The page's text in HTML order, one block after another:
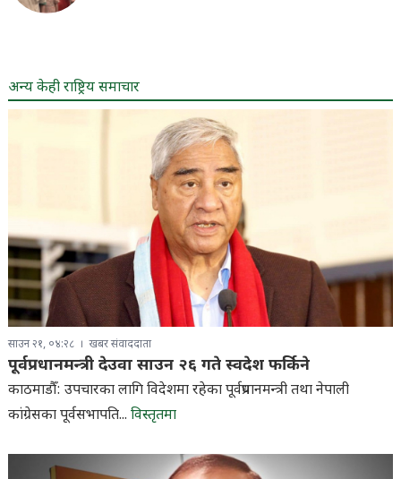
अन्य केही राष्ट्रिय समाचार
साउन २१, ०४:२८ खबर संवाददाता
पूर्वप्रधानमन्त्री देउवा साउन २६ गते स्वदेश फर्किने
काठमाडौँ: उपचारका लागि विदेशमा रहेका पूर्वप्रधानमन्त्री तथा नेपाली
कांग्रेसका पूर्वसभापति... विस्तृतमा